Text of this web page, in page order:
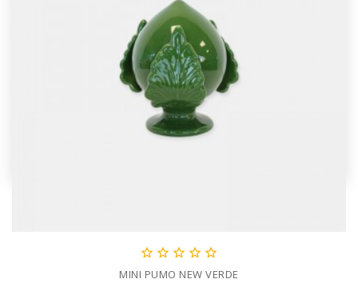
    
MINI PUMO NEW VERDE